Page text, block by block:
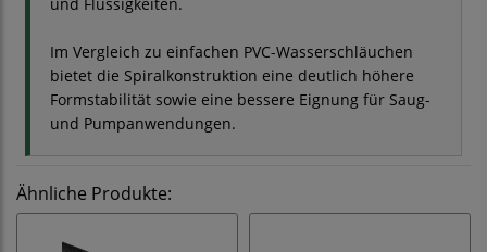
Im Vergleich zu einfachen PVC-Wasserschläuchen
bietet die Spiralkonstruktion eine deutlich höhere
Formstabilität sowie eine bessere Eignung für Saug-
und Pumpanwendungen.
Ähnliche Produkte: